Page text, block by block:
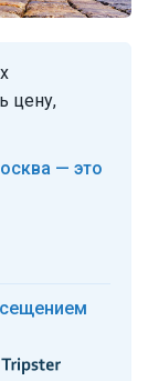
цену,
— это